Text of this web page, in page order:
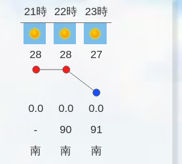
21時 22時 23時
28 28 27
0.0 0.0
0.0
-
90
91
南
南 南